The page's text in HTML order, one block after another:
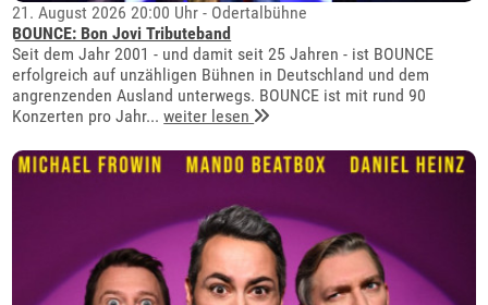
21. August 2026 20:00 Uhr - Odertalbühne
BOUNCE: Bon Jovi Tributeband
Seit dem Jahr 2001 - und damit seit 25 Jahren - ist BOUNCE
erfolgreich auf unzähligen Bühnen in Deutschland und dem
angrenzenden Ausland unterwegs. BOUNCE ist mit rund 90
Konzerten pro Jahr...weiter lesen